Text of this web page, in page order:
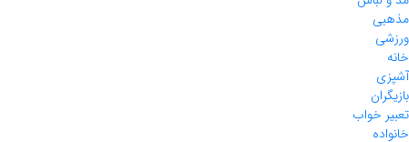
مذهبی
ورزشی
خانه
آشپزی
بازیگران
تعبیر خواب
خانواده